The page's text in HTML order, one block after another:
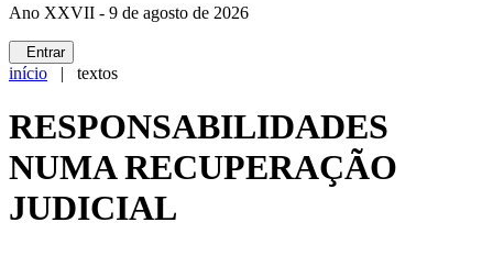
Ano XXVII - 9 de agosto de 2026
Entrar
início | textos
RESPONSABILIDADES
NUMA RECUPERAÇÃO
JUDICIAL